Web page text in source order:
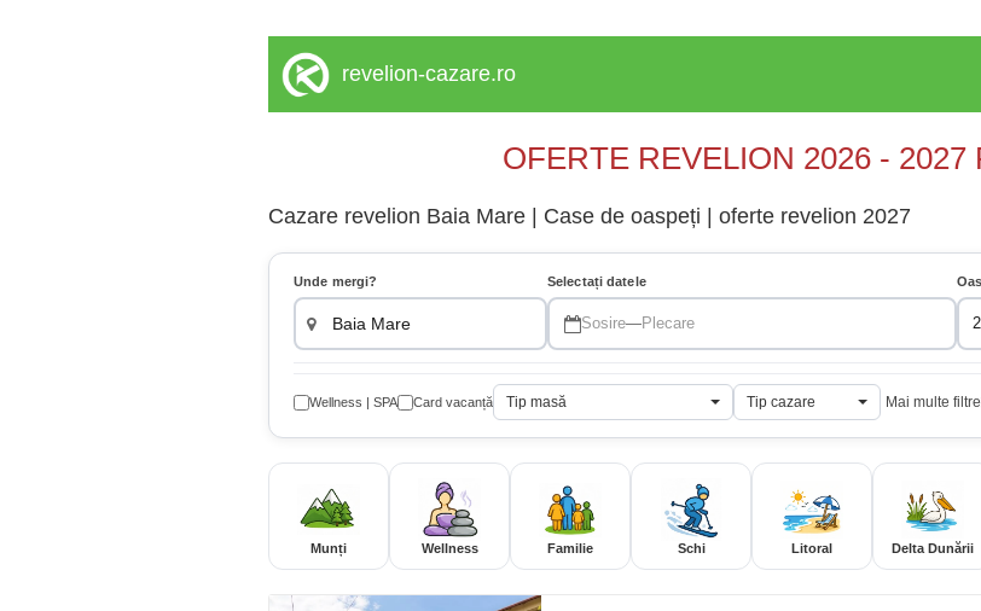
revelion-cazare.ro
OFERTE REVELION 2026 - 2027
Cazare revelion Baia Mare | Case de oaspeți | oferte revelion 2027
Unde mergi? Selectați datele
Sosire—Plecare
Wellness | SPA Card vacanță Tip masă Tip cazare Mai multe filtre
Munți Wellness Familie Schi Litoral Delta Dunării